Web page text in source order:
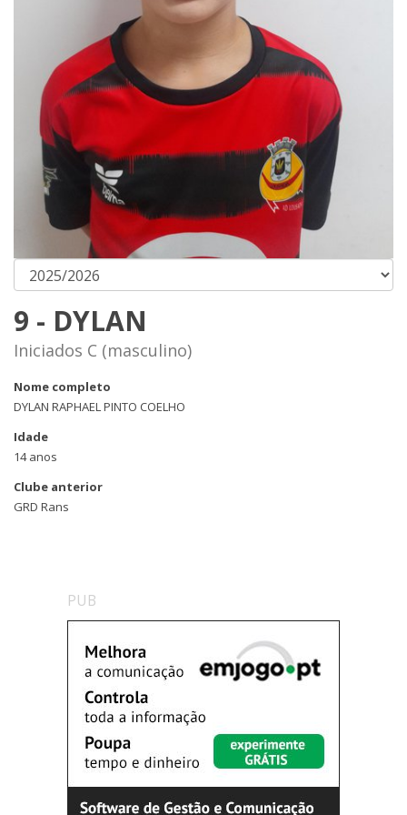
9 - DYLAN
Iniciados C (masculino)
Nome completo
DYLAN RAPHAEL PINTO COELHO
Idade
14 anos
Clube anterior
GRD Rans
PUB